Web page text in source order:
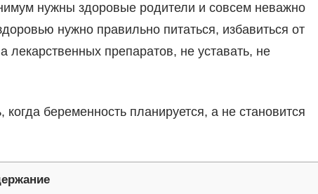
нужны здоровые родители и совсем неважно
нужно правильно питаться, избавиться от
препаратов, не уставать, не
беременность планируется, а не становится